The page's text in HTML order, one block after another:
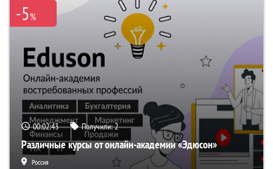
-5%
00:02:42 Получили:2
Различные курсы от онлайн-академии «Эдюсон»
Россия